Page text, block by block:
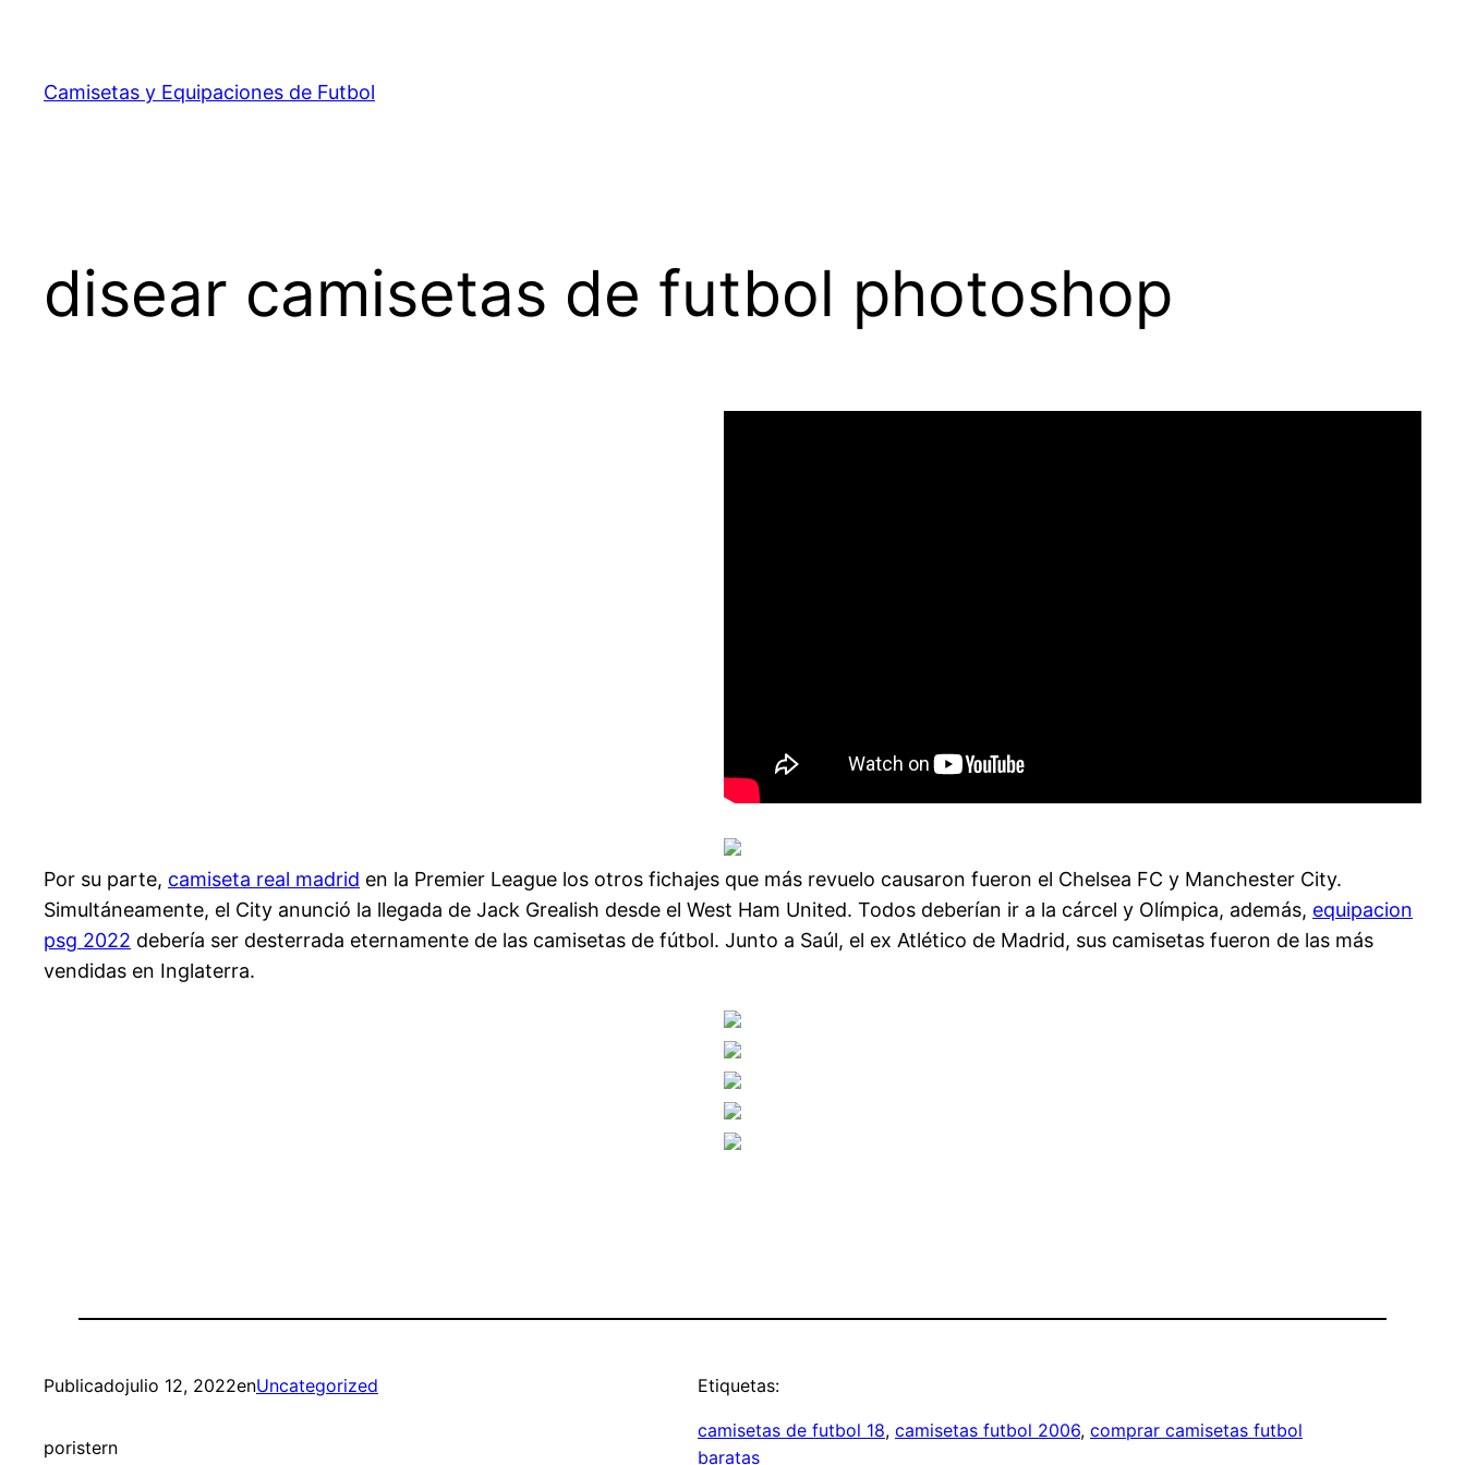
contenido
Camisetas y Equipaciones de Futbol
disear camisetas de futbol photoshop
Por su parte, camiseta real madrid en la Premier League los otros fichajes que más revuelo causaron fueron el Chelsea FC y Manchester City.
Simultáneamente, el City anunció la llegada de Jack Grealish desde el West Ham United. Todos deberían ir a la cárcel y Olímpica, además, equipacion
psg 2022 debería ser desterrada eternamente de las camisetas de fútbol. Junto a Saúl, el ex Atlético de Madrid, sus camisetas fueron de las más
vendidas en Inglaterra.
Publicadojulio 12, 2022enUncategorized
poristern
Etiquetas:
camisetas de futbol 18, camisetas futbol 2006, comprar camisetas futbol
baratas